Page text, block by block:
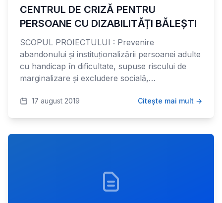
CENTRUL DE CRIZĂ PENTRU
PERSOANE CU DIZABILITĂȚI BĂLEȘTI
SCOPUL PROIECTULUI : Prevenire
abandonului și instituționalizării persoanei adulte
cu handicap în dificultate, supuse riscului de
marginalizare și excludere socială,…
17 august 2019 Citește mai mult →